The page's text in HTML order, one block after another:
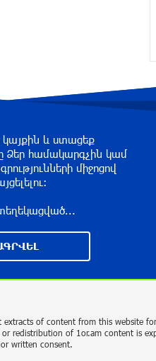
և ստացեք
Ձեր համակարգչին կամ
միջոցով
of content from this website
redistribution of 1or.am content is
written consent.